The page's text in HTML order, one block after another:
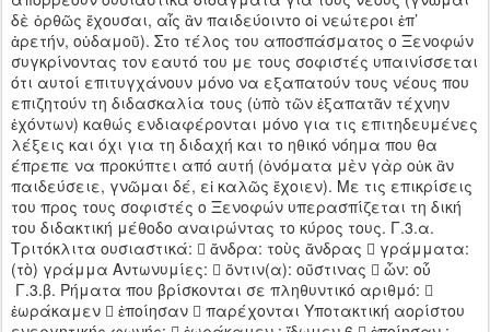
δὲ ὀρθῶς ἔχουσαι, αἷς ἂν παιδεύοιντο οἱ νεώτεροι ἐπ’
ἀρετήν, οὐδαμοῦ). Στο τέλος του αποσπάσματος ο Ξενοφών
συγκρίνοντας τον εαυτό του με τους σοφιστές υπαινίσσεται
ότι αυτοί επιτυγχάνουν μόνο να εξαπατούν τους νέους που
επιζητούν τη διδασκαλία τους (ὑπὸ τῶν ἐξαπατᾶν τέχνην
ἐχόντων) καθώς ενδιαφέρονται μόνο για τις επιτηδευμένες
λέξεις και όχι για τη διδαχή και το ηθικό νόημα που θα
έπρεπε να προκύπτει από αυτή (ὀνόματα μὲν γὰρ οὐκ ἂν
παιδεύσειε, γνῶμαι δέ, εἰ καλῶς ἔχοιεν). Με τις επικρίσεις
του προς τους σοφιστές ο Ξενοφών υπερασπίζεται τη δική
του διδακτική μέθοδο αναιρώντας το κύρος τους. Γ.3.α.
Τριτόκλιτα ουσιαστικά:  ἄνδρα: τοὺς ἄνδρας  γράμματα:
(τὸ) γράμμα Αντωνυμίες:  ὅντιν(α): οὕστινας  ὧν: οὗ
Γ.3.β. Ρήματα που βρίσκονται σε πληθυντικό αριθμό: 
ἑωράκαμεν  ἐποίησαν  παρέχονται Υποτακτική αορίστου